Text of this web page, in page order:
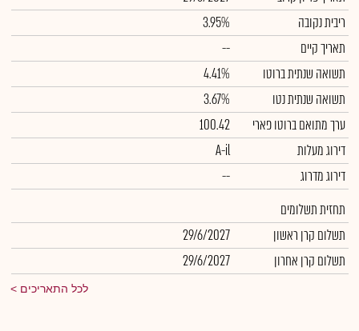
ריבית נקובה
3.95%
תאריך קיים
--
תשואה שנתית ברוטו
4.41%
תשואה שנתית נטו
3.67%
ערך מתואם ברוטו פארי
100.42
דירוג מעלות
A-il
דירוג מדרוג
--
תחזית תשלומים
תשלום קרן ראשון
29/6/2027
תשלום קרן אחרון
29/6/2027
לכל התאריכים